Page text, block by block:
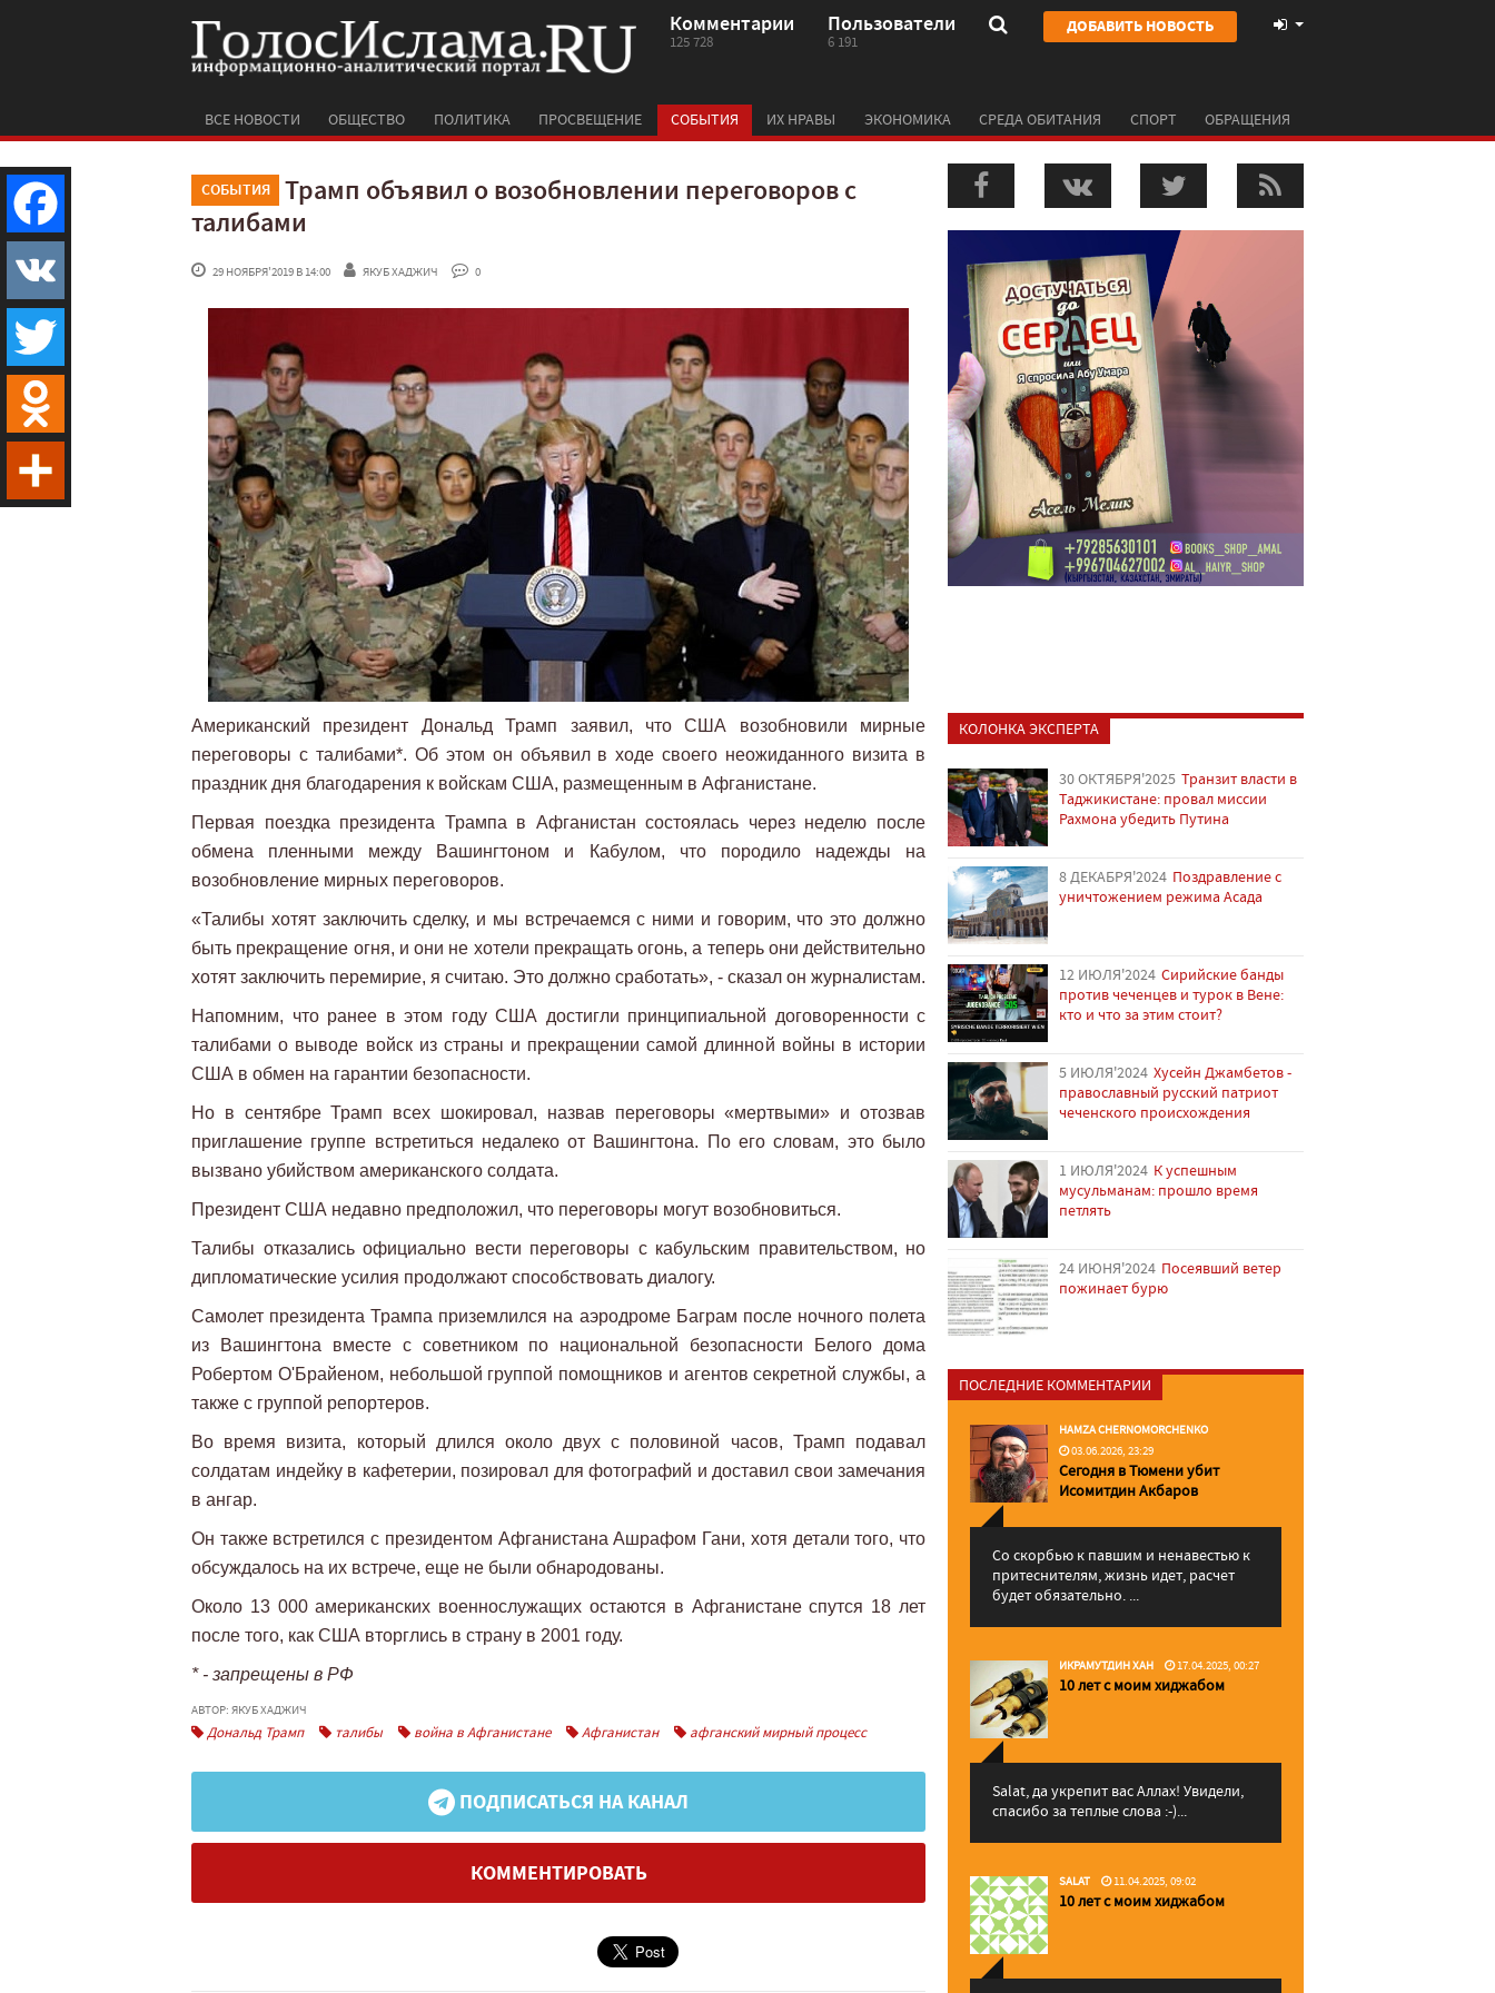
Комментарии
125 728
Пользователи
6 191
ДОБАВИТЬ НОВОСТЬ
ВСЕ НОВОСТИ ОБЩЕСТВО ПОЛИТИКА ПРОСВЕЩЕНИЕ СОБЫТИЯ ИХ НРАВЫ ЭКОНОМИКА СРЕДА ОБИТАНИЯ СПОРТ ОБРАЩЕНИЯ
СОБЫТИЯ
Трамп объявил о возобновлении переговоров с
талибами
29 НОЯБРЯ'2019 В 14:00 ЯКУБ ХАДЖИЧ 0
Американский президент Дональд Трамп заявил, что США возобновили мирные
переговоры с талибами*. Об этом он объявил в ходе своего неожиданного визита в
праздник дня благодарения к войскам США, размещенным в Афганистане.
Первая поездка президента Трампа в Афганистан состоялась через неделю после
обмена пленными между Вашингтоном и Кабулом, что породило надежды на
возобновление мирных переговоров.
«Талибы хотят заключить сделку, и мы встречаемся с ними и говорим, что это должно
быть прекращение огня, и они не хотели прекращать огонь, а теперь они действительно
хотят заключить перемирие, я считаю. Это должно сработать», - сказал он журналистам.
Напомним, что ранее в этом году США достигли принципиальной договоренности с
талибами о выводе войск из страны и прекращении самой длинной войны в истории
США в обмен на гарантии безопасности.
Но в сентябре Трамп всех шокировал, назвав переговоры «мертвыми» и отозвав
приглашение группе встретиться недалеко от Вашингтона. По его словам, это было
вызвано убийством американского солдата.
Президент США недавно предположил, что переговоры могут возобновиться.
Талибы отказались официально вести переговоры с кабульским правительством, но
дипломатические усилия продолжают способствовать диалогу.
Самолет президента Трампа приземлился на аэродроме Баграм после ночного полета
из Вашингтона вместе с советником по национальной безопасности Белого дома
Робертом О'Брайеном, небольшой группой помощников и агентов секретной службы, а
также с группой репортеров.
Во время визита, который длился около двух с половиной часов, Трамп подавал
солдатам индейку в кафетерии, позировал для фотографий и доставил свои замечания
в ангар.
Он также встретился с президентом Афганистана Ашрафом Гани, хотя детали того, что
обсуждалось на их встрече, еще не были обнародованы.
Около 13 000 американских военнослужащих остаются в Афганистане спутся 18 лет
после того, как США вторглись в страну в 2001 году.
* - запрещены в РФ
АВТОР: ЯКУБ ХАДЖИЧ
Дональд Трамп талибы война в Афганистане Афганистан афганский мирный процесс
ПОДПИСАТЬСЯ НА КАНАЛ
КОММЕНТИРОВАТЬ
КОЛОНКА ЭКСПЕРТА
30 ОКТЯБРЯ'2025 Транзит власти в
Таджикистане: провал миссии
Рахмона убедить Путина
8 ДЕКАБРЯ'2024 Поздравление с
уничтожением режима Асада
12 ИЮЛЯ'2024 Сирийские банды
против чеченцев и турок в Вене:
кто и что за этим стоит?
5 ИЮЛЯ'2024 Хусейн Джамбетов -
православный русский патриот
чеченского происхождения
1 ИЮЛЯ'2024 К успешным
мусульманам: прошло время
петлять
24 ИЮНЯ'2024 Посеявший ветер
пожинает бурю
ПОСЛЕДНИЕ КОММЕНТАРИИ
HAMZA CHERNOMORCHENKO
03.06.2026, 23:29
Сегодня в Тюмени убит
Исомитдин Акбаров
Со скорбью к павшим и ненавестью к
притеснителям, жизнь идет, расчет
будет обязательно. ...
ИКРАМУТДИН ХАН 17.04.2025, 00:27
10 лет с моим хиджабом
Salat, да укрепит вас Аллаx! Увидели,
спасибо за теплые слова :-)...
SALAT 11.04.2025, 09:02
10 лет с моим хиджабом
Facebook
VK
Twitter
Odnoklassniki